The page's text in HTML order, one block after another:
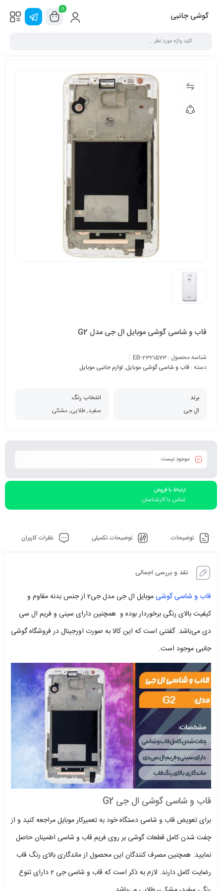
گوشی جانبی
0
قاب و شاسی گوشی موبایل ال جی مدل G2
شناسه محصول : EB-2321573
دسته : قاب و شاسی گوشی موبایل, لوازم جانبی موبایل
برند
ال جی
انتخاب رنگ
سفید, طلایی, مشکی
موجود نیست
ارتباط با فروش
تماس با کارشناسان
توضیحات توضیحات تکمیلی نظرات کاربران
نقد و بررسی اجمالی
قاب و شاسی گوشی
موبایل ال جی مدل جی‌2 از جنس بدنه مقاوم و
کیفیت بالای رنگی برخوردار بوده و همچنین دارای سینی و فریم ال سی
دی می‌باشد. گفتنی است که این کالا به صورت اورجینال در فروشگاه گوشی
جانبی موجود است.
قاب و شاسی گوشی ال جی G2
برای تعویض قاب و شاسی دستگاه خود به تعمیرکار موبایل مراجعه کنید و از
چفت شدن کامل قطعات گوشی بر روی فریم قاب و شاسی اطمینان حاصل
نمایید. همچنین مصرف کنندگان این محصول از ماندگاری بالای رنگ قاب
رضایت کامل دارند. لازم به ذکر است که قاب و شاسی جی 2 دارای تنوع